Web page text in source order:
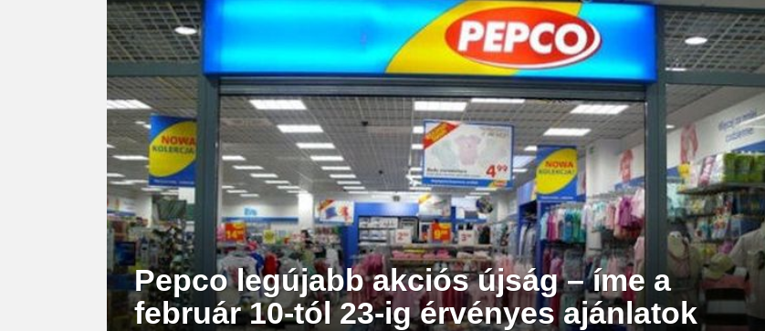
LATEST
STORY
Pepco legújabb akciós újság – íme a
február 10-tól 23-ig érvényes ajánlatok